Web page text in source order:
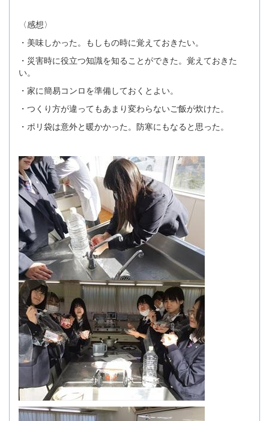
〈感想〉
・美味しかった。もしもの時に覚えておきたい。
・災害時に役立つ知識を知ることができた。覚えておきた
い。
・家に簡易コンロを準備しておくとよい。
・つくり方が違ってもあまり変わらないご飯が炊けた。
・ポリ袋は意外と暖かかった。防寒にもなると思った。